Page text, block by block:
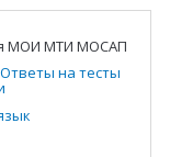
МОИ МТИ МОСАП
Ответы на тесты